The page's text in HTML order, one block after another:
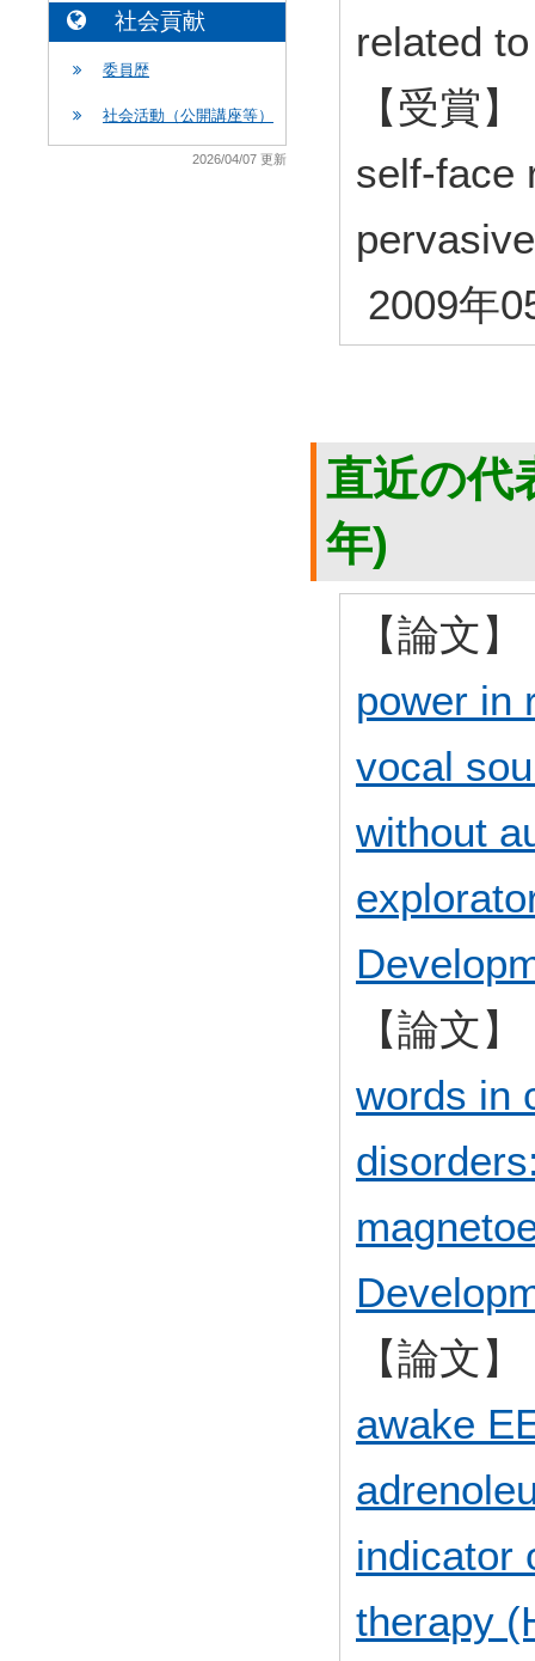
社会貢献
委員歴
社会活動（公開講座等）
2026/04/07 更新
related
【受賞
self-face
2009年
直近の代
年)
【論文】
power in
vocal
without
【論文】
words in
【論文】
awake
indicator
therapy